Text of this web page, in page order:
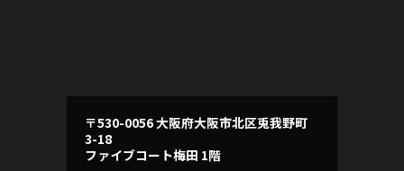
〒530-0056 大阪府大阪市北区兎我野町
3-18
ファイブコート梅田 1階